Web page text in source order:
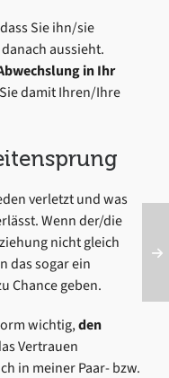
Sie ihn/sie
aussieht.
in Ihr
damit Ihren/Ihre
verletzt und was
Wenn der/die
nicht gleich
das sogar ein
Chance geben.
wichtig,den
Vertrauen
in meiner Paar- bzw.